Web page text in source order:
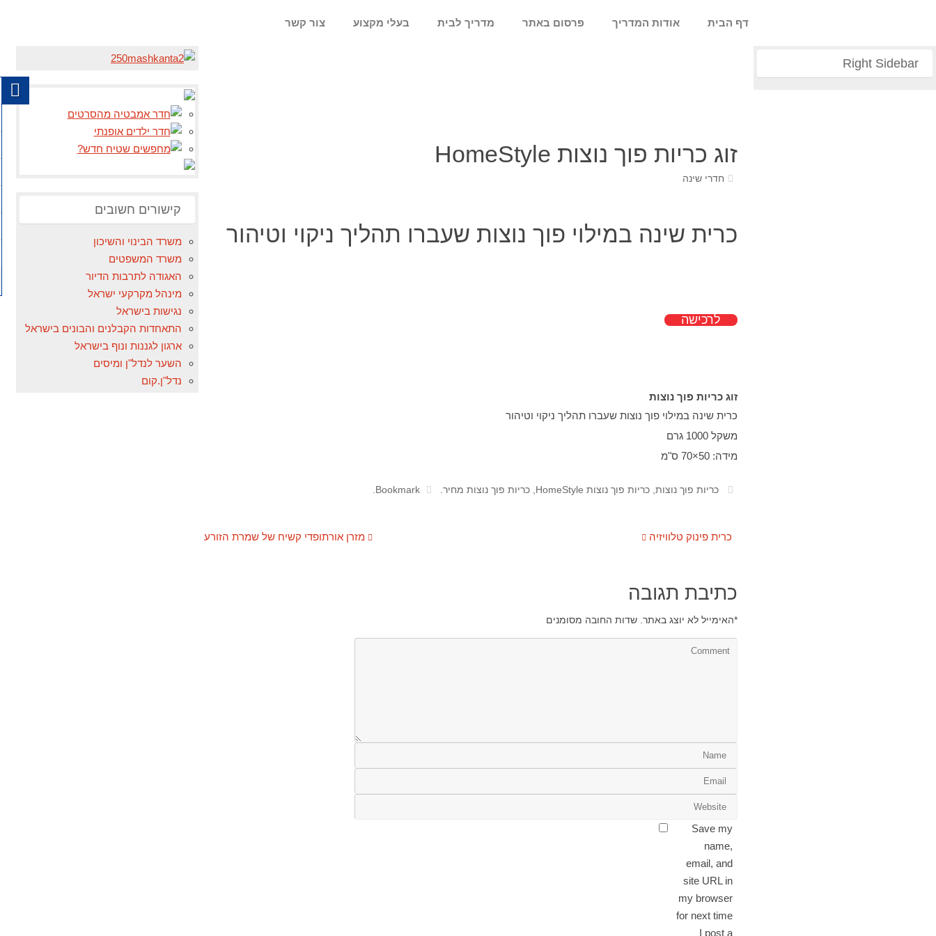
דף הבית אודות המדריך פרסום באתר מדריך לבית בעלי מקצוע צור קשר
זוג כריות פוך נוצות HomeStyle
חדרי שינה
כרית שינה במילוי פוך נוצות שעברו תהליך ניקוי וטיהור
לרכישה
זוג כריות פוך נוצות
כרית שינה במילוי פוך נוצות שעברו תהליך ניקוי וטיהור
משקל 1000 גרם
מידה: 50×70 ס"מ
כריות פוך נוצות,כריות פוך נוצות HomeStyle ,כריות פוך נוצות מחיר.
Bookmark
.
מזרן אורתופדי קשיח של שמרת הזורע כרית פינוק טלוויזיה
כתיבת תגובה
האימייל לא יוצג באתר. שדות החובה מסומנים *
Save my
name,
email, and
site URL in
my browser
for next time
I post a
קישורים חשובים
משרד הבינוי והשיכון
משרד המשפטים
האגודה לתרבות הדיור
מינהל מקרקעי ישראל
נגישות בישראל
התאחדות הקבלנים והבונים בישראל
ארגון לגננות ונוף בישראל
השער לנדל"ן ומיסים
נדל"ן.קום
Right Sidebar